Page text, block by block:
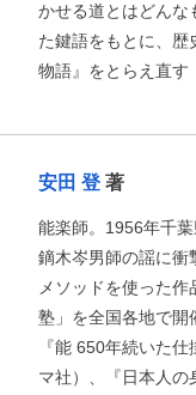
かせる道とはどん
た鍵語をもとに、歴
物語』をとらえ直す
安田 登著
能楽師。1956年千
鏑木岑男師の謡に衝
メソッドを使った
塾」を全国各地で開
『能 650年続いた
マ社）、『日本人の